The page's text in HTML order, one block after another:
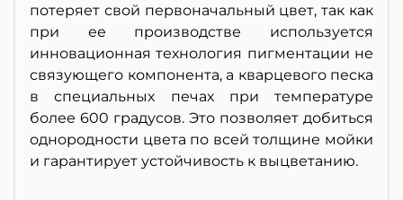
потеряет свой первоначальный цвет, так как
при ее производстве используется
инновационная технология пигментации не
связующего компонента, а кварцевого песка
в специальных печах при температуре
более 600 градусов. Это позволяет добиться
однородности цвета по всей толщине мойки
и гарантирует устойчивость к выцветанию.